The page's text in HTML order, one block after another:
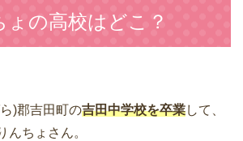
の高校はどこ？
)郡吉田町の吉田中学校を卒業して、
んちょさん。